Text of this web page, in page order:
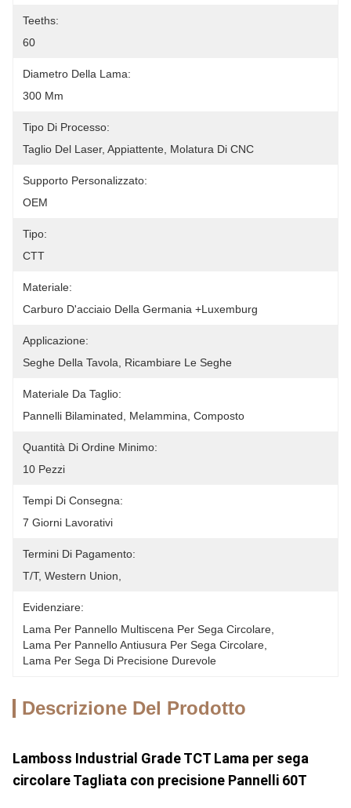
Teeths:
60
Diametro Della Lama:
300 Mm
Tipo Di Processo:
Taglio Del Laser, Appiattente, Molatura Di CNC
Supporto Personalizzato:
OEM
Tipo:
CTT
Materiale:
Carburo D'acciaio Della Germania +Luxemburg
Applicazione:
Seghe Della Tavola, Ricambiare Le Seghe
Materiale Da Taglio:
Pannelli Bilaminated, Melammina, Composto
Quantità Di Ordine Minimo:
10 Pezzi
Tempi Di Consegna:
7 Giorni Lavorativi
Termini Di Pagamento:
T/T, Western Union,
Evidenziare:
Lama Per Pannello Multiscena Per Sega Circolare
Lama Per Pannello Antiusura Per Sega Circolare
Lama Per Sega Di Precisione Durevole
Descrizione Del Prodotto
Lamboss Industrial Grade TCT Lama per sega
circolare Tagliata con precisione Pannelli 60T